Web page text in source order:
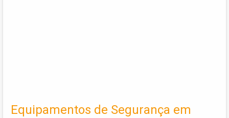
Equipamentos de Segurança em